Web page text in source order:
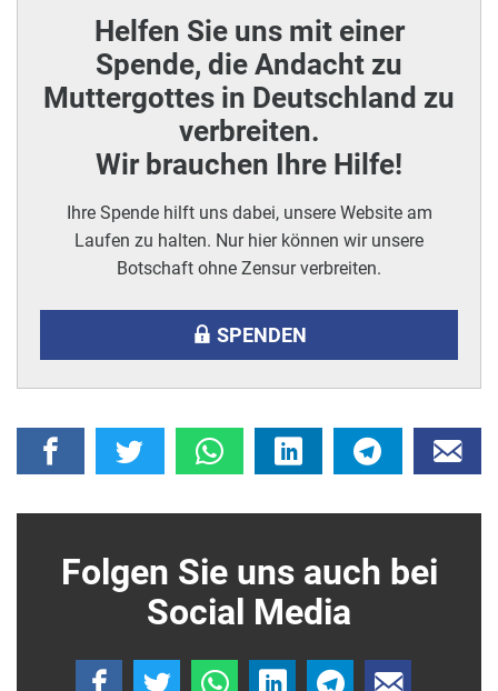
Helfen Sie uns mit einer
Spende, die Andacht zu
Muttergottes in Deutschland zu
verbreiten.
Wir brauchen Ihre Hilfe!
Ihre Spende hilft uns dabei, unsere Website am
Laufen zu halten. Nur hier können wir unsere
Botschaft ohne Zensur verbreiten.
SPENDEN
Folgen Sie uns auch bei
Social Media